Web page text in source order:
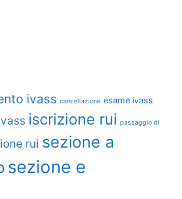
ivass cancellazione esame ivass
iscrizione rui passaggio di
rui sezione a
sezione e